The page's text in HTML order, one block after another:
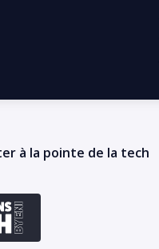
à la pointe de la tech